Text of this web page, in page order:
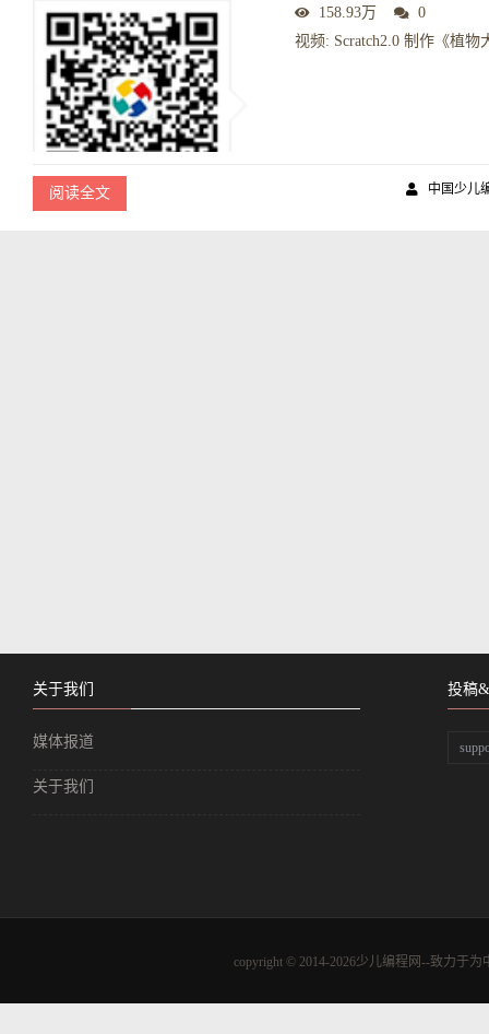
158.93万
0
视频: Scratch2.0 制作《植
阅读全文 中国少儿
关于我们
媒体报道
关于我们
投稿
copyright © 2014-2026少儿编程网--致力于